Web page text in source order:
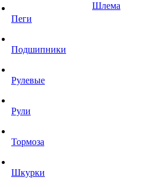
Пеги
Подшипники
Рулевые
Рули
Тормоза
Шкурки
Шлема